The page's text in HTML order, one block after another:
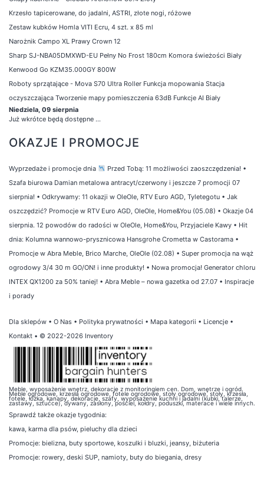
Krzesło tapicerowane, do jadalni, ASTRI, złote nogi, różowe
Zestaw kubków Homla VITI Ecru, 4 szt. x 85 ml
Narożnik Campo XL Prawy Crown 12
Sharp SJ-NBA05DMXWD-EU Pełny No Frost 180cm Komora świeżości Biały
Kenwood Go KZM35.000GY 800W
Roboty sprzątające - Mova S70 Ultra Roller Funkcja mopowania Stacja
oczyszczająca Tworzenie mapy pomieszczenia 63dB Funkcje AI Biały
Niedziela, 09 sierpnia
Już wkrótce będą dostępne ...
OKAZJE I PROMOCJE
Wyprzedaże i promocje dnia Przed Tobą: 11 możliwości zaoszczędzenia!•
Szafa biurowa Damian metalowa antracyt/czerwony i jeszcze 7 promocji 07
sierpnia! • Odkrywamy: 11 okazji w OleOle, RTV Euro AGD, Tyletegotu • Jak
oszczędzić? Promocje w RTV Euro AGD, OleOle, Home&You (05.08) • Okazje 04
sierpnia. 12 powodów do radości w OleOle, Home&You, Przyjaciele Kawy • Hit
dnia: Kolumna wannowo-prysznicowa Hansgrohe Crometta w Castorama •
Promocje w Abra Meble, Brico Marche, OleOle (02.08) • Super promocja na wąż
ogrodowy 3/4 30 m GO/ON! i inne produkty! • Nowa promocja! Generator chloru
INTEX QX1200 za 50% taniej! • Abra Meble – nowa gazetka od 27.07 • Inspiracje
i porady
Dla sklepów • O Nas • Polityka prywatności • Mapa kategorii • Licencje •
Kontakt • © 2022-2026 Inventory
Meble, wyposażenie wnętrz, dekoracje z monitoringiem cen. Dom, wnętrze i ogród.
Meble ogrodowe, krzesła ogrodowe, fotele ogrodowe, stoły ogrodowe, stoły, krzesła,
fotele, łóżka, kanapy, dekoracje, szafy, wyposażenie kuchni i jadalni (kubki, talerze,
zastawy, sztućce), dywany, zasłony, pościel, kołdry, poduszki, materace i wiele innych.
Sprawdź także okazje tygodnia:
kawa, karma dla psów, pieluchy dla dzieci
Promocje: bielizna, buty sportowe, koszulki i bluzki, jeansy, biżuteria
Promocje: rowery, deski SUP, namioty, buty do biegania, dresy